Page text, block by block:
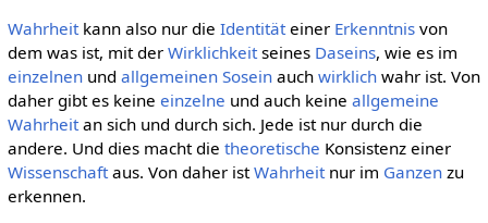
Wahrheitkann also nur die Identitäteiner Erkenntnisvon
dem was ist, mit der Wirklichkeitseines Daseins, wie es im
einzelnenund allgemeinen Soseinauch wirklichwahr ist. Von
daher gibt es keine einzelne und auch keine allgemeine
Wahrheitan sich und durch sich. Jede ist nur durch die
andere. Und dies macht die theoretische Konsistenz einer
Wissenschaftaus. Von daher istWahrheitnur im Ganzenzu
erkennen.